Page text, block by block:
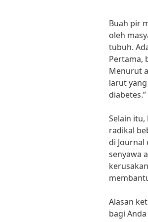
Buah pir
oleh
tubuh.
Pertama,
Menurut
larut
diabetes.”
Selain
radikal
di
senyawa
Alasan
bagi